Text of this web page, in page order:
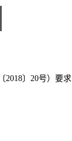
〕20号）要